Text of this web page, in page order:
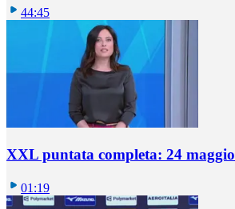
44:45
XXL puntata completa: 24 maggio
01:19